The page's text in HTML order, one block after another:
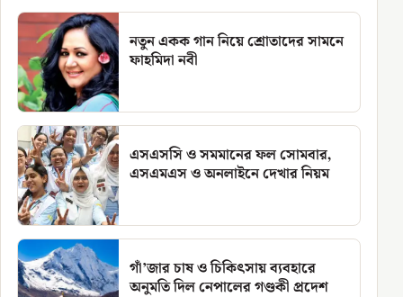
নতুন একক গান নিয়ে শ্রোতাদের সামনে
ফাহমিদা নবী
এসএসসি ও সমমানের ফল সোমবার,
এসএমএস ও অনলাইনে দেখার নিয়ম
গাঁ’জার চাষ ও চিকিৎসায় ব্যবহারে
অনুমতি দিল নেপালের গণ্ডকী প্রদেশ